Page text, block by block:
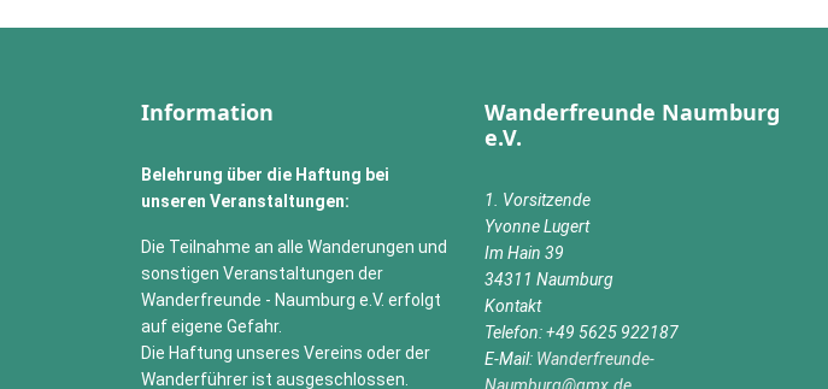
Information
Belehrung über die Haftung bei
unseren Veranstaltungen:
Die Teilnahme an alle Wanderungen und
sonstigen Veranstaltungen der
Wanderfreunde - Naumburg e.V. erfolgt
auf eigene Gefahr.
Die Haftung unseres Vereins oder der
Wanderführer ist ausgeschlossen.
Wanderfreunde Naumburg
e.V.
1. Vorsitzende
Yvonne Lugert
Im Hain 39
34311 Naumburg
Kontakt
Telefon: +49 5625 922187
E-Mail: Wanderfreunde-